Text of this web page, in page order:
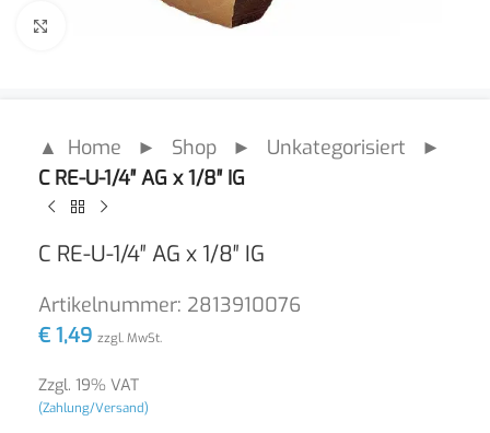
▲ Home ► Shop ► Unkategorisiert ►
C RE-U-1/4″ AG x 1/8″ IG
C RE-U-1/4″ AG x 1/8″ IG
Artikelnummer: 2813910076
€ 1,49 zzgl. MwSt.
Zzgl. 19% VAT
(Zahlung/Versand)